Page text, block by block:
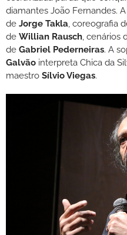
diamantes João Fernandes.
de Jorge Takla, coreografia
de Willian Rausch, cenários
de Gabriel Pederneiras. A
Galvão interpreta Chica da
maestro Sílvio Viegas.